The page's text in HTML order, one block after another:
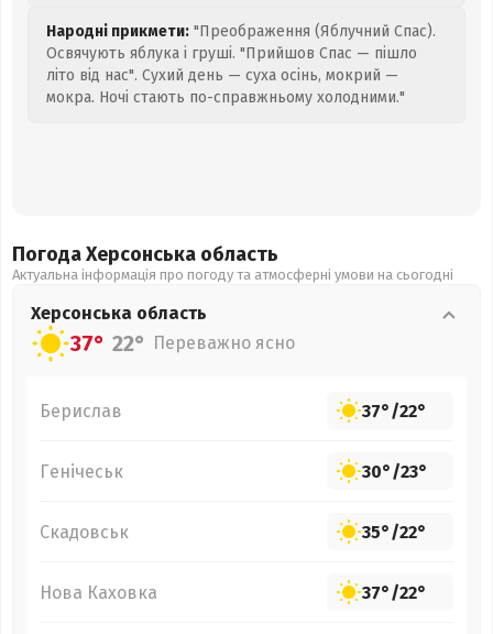
Народні прикмети: "Преображення (Яблучний Спас).
Освячують яблука і груші. "Прийшов Спас — пішло
літо від нас". Сухий день — суха осінь, мокрий —
мокра. Ночі стають по-справжньому холодними."
Погода Херсонська область
Актуальна інформація про погоду та атмосферні умови на сьогодні
Херсонська область
37° 22° Переважно ясно
Берислав 37°/22°
Генічеськ 30°/23°
Скадовськ 35°/22°
Нова Каховка 37°/22°